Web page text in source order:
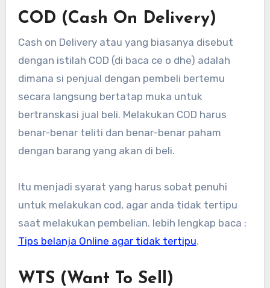
COD (Cash On Delivery)
Cash on Delivery atau yang biasanya disebut
dengan istilah COD (di baca ce o dhe) adalah
dimana si penjual dengan pembeli bertemu
secara langsung bertatap muka untuk
bertranskasi jual beli. Melakukan COD harus
benar-benar teliti dan benar-benar paham
dengan barang yang akan di beli.
Itu menjadi syarat yang harus sobat penuhi
untuk melakukan cod, agar anda tidak tertipu
saat melakukan pembelian. lebih lengkap baca :
Tips belanja Online agar tidak tertipu.
WTS (Want To Sell)